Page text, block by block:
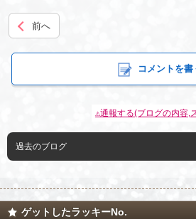
前へ
コメントを書
⚠通報する(ブログの内容,
過去のブログ
ゲットしたラッキーNo.